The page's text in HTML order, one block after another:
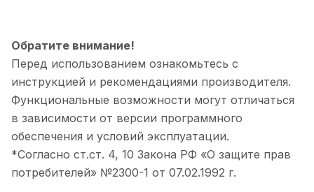
Обратите внимание!
Перед использованием ознакомьтесь с
инструкцией и рекомендациями производителя.
Функциональные возможности могут отличаться
в зависимости от версии программного
обеспечения и условий эксплуатации.
*Согласно ст.ст. 4, 10 Закона РФ «О защите прав
потребителей» №2300-1 от 07.02.1992 г.